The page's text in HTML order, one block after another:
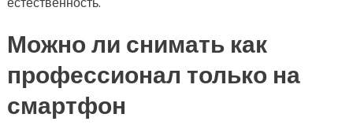
Можно ли снимать как
профессионал только на
смартфон